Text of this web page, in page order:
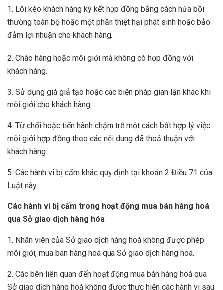
1. Lôi kéo khách hàng ký kết hợp đồng bằng cách hứa bồi
thường toàn bộ hoặc một phần thiệt hại phát sinh hoặc bảo
đảm lợi nhuận cho khách hàng.
2. Chào hàng hoặc môi giới mà không có hợp đồng với
khách hàng.
3. Sử dụng giá giả tạo hoặc các biện pháp gian lận khác khi
môi giới cho khách hàng.
4. Từ chối hoặc tiến hành chậm trễ một cách bất hợp lý việc
môi giới hợp đồng theo các nội dung đã thoả thuận với
khách hàng.
5. Các hành vi bị cấm khác quy định tại khoản 2 Điều 71 của
Luật này.
Các hành vi bị cấm trong hoạt động mua bán hàng hoá
qua Sở giao dịch hàng hóa
1. Nhân viên của Sở giao dịch hàng hoá không được phép
môi giới, mua bán hàng hoá qua Sở giao dịch hàng hoá.
2. Các bên liên quan đến hoạt động mua bán hàng hoá qua
Sở giao dịch hàng hoá không được thực hiện các hành vi sau